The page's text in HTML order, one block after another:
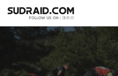
Aller
au